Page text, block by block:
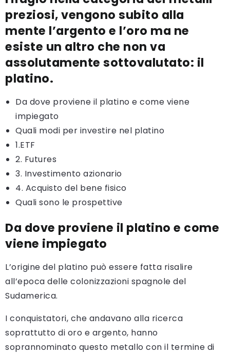
preziosi, vengono subito alla
mente l’argento e l’oro ma ne
esiste un altro che non va
assolutamente sottovalutato: il
platino.
Da dove proviene il platino e come viene
impiegato
Quali modi per investire nel platino
1.ETF
2. Futures
3. Investimento azionario
4. Acquisto del bene fisico
Quali sono le prospettive
Da dove proviene il platino e come
viene impiegato
L’origine del platino può essere fatta risalire
all’epoca delle colonizzazioni spagnole del
Sudamerica.
I conquistatori, che andavano alla ricerca
soprattutto di oro e argento, hanno
soprannominato questo metallo con il termine di